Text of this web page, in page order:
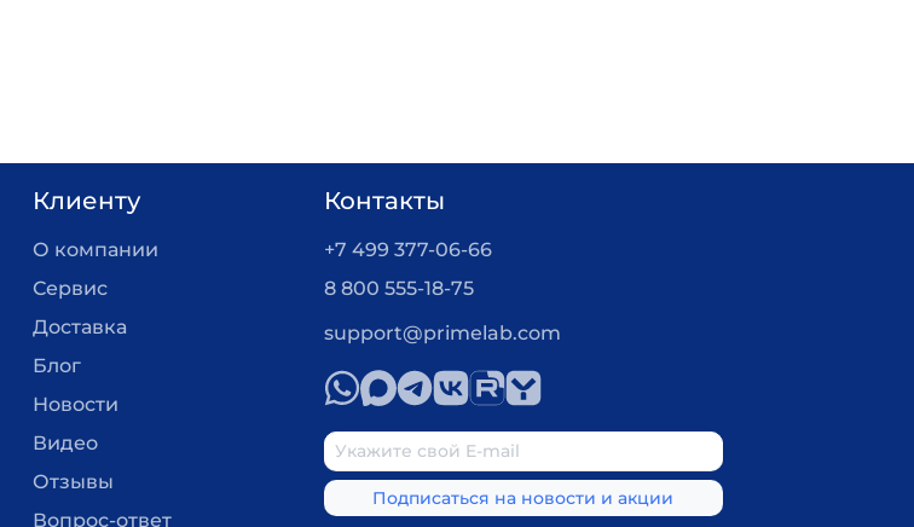
Клиенту
О компании
Сервис
Доставка
Блог
Новости
Видео
Отзывы
Вопрос-ответ
Контакты
+7 499 377-06-66
8 800 555-18-75
support@primelab.com